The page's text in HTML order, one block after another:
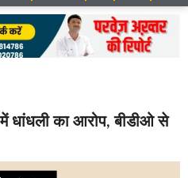
धांधली का आरोप, बीडीओ से